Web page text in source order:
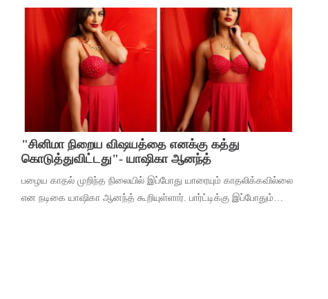
நடிக்கும் ‘வாரணாசி’
"சினிமா நிறைய விஷயத்தை எனக்கு கத்து
கொடுத்துவிட்டது"- யாஷிகா ஆனந்த்
பழைய காதல் முறிந்த நிலையில் இப்போது யாரையும் காதலிக்கவில்லை
என நடிகை யாஷிகா ஆனந்த் கூறியுள்ளார். பார்ட்டிக்கு இப்போதும்